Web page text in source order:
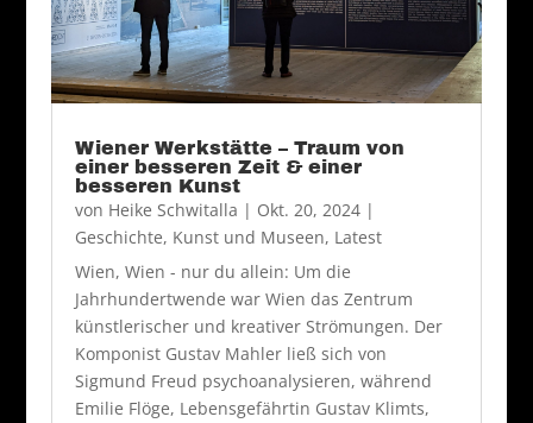
Wiener Werkstätte – Traum von
einer besseren Zeit & einer
besseren Kunst
von Heike Schwitalla | Okt. 20, 2024|
Geschichte, Kunst und Museen, Latest
Wien, Wien - nur du allein: Um die
Jahrhundertwende war Wien das Zentrum
künstlerischer und kreativer Strömungen. Der
Komponist Gustav Mahler ließ sich von
Sigmund Freud psychoanalysieren, während
Emilie Flöge, Lebensgefährtin Gustav Klimts,